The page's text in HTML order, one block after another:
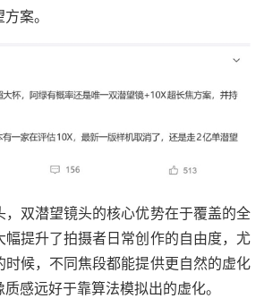
案。
双潜望镜头的核心优势在于覆盖的全
幅提升了拍摄者日常创作的自由度，尤
时候，不同焦段都能提供更自然的虚化
感远好于靠算法模拟出的虚化。